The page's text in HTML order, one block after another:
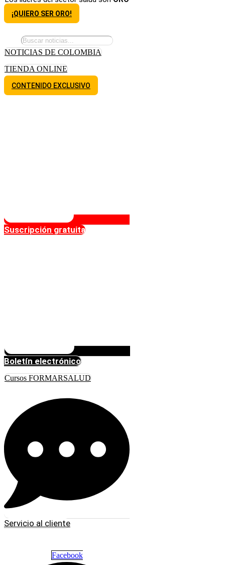
¡QUIERO SER ORO!
NOTICIAS DE COLOMBIA
TIENDA ONLINE
CONTENIDO EXCLUSIVO
Suscripción gratuita
Boletín electrónico
Cursos FORMARSALUD
Servicio al cliente
Facebook